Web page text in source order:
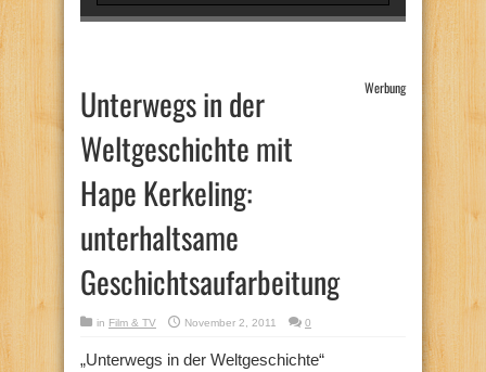
Unterwegs in der
Weltgeschichte mit
Hape Kerkeling:
unterhaltsame
Geschichtsaufarbeitung
Werbung
in Film & TV November 2, 2011 0
„Unterwegs in der Weltgeschichte“